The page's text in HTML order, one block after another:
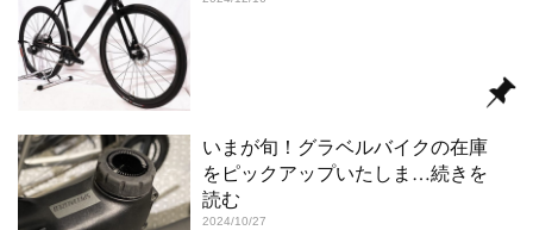
いまが旬！グラベルバイクの在庫
をピックアップいたしま …続きを
読む
2024/10/27